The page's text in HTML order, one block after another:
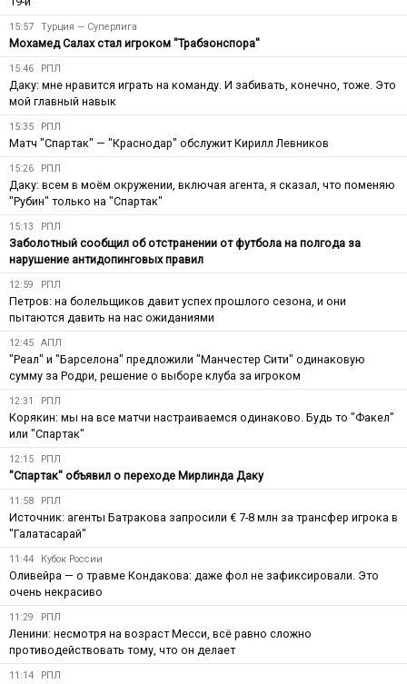
15:57 Турция — Суперлига
Мохамед Салах стал игроком "Трабзонспора"
15:46 РПЛ
Даку: мне нравится играть на команду. И забивать, конечно, тоже. Это
мой главный навык
15:35 РПЛ
Матч "Спартак" — "Краснодар" обслужит Кирилл Левников
15:26 РПЛ
Даку: всем в моём окружении, включая агента, я сказал, что поменяю
"Рубин" только на "Спартак"
15:13 РПЛ
Заболотный сообщил об отстранении от футбола на полгода за
нарушение антидопинговых правил
12:59 РПЛ
Петров: на болельщиков давит успех прошлого сезона, и они
пытаются давить на нас ожиданиями
12:45 АПЛ
"Реал" и "Барселона" предложили "Манчестер Сити" одинаковую
сумму за Родри, решение о выборе клуба за игроком
12:31 РПЛ
Корякин: мы на все матчи настраиваемся одинаково. Будь то "Факел"
или "Спартак"
12:15 РПЛ
"Спартак" объявил о переходе Мирлинда Даку
11:58 РПЛ
Источник: агенты Батракова запросили € 7-8 млн за трансфер игрока в
"Галатасарай"
11:44 Кубок России
Оливейра — о травме Кондакова: даже фол не зафиксировали. Это
очень некрасиво
11:29 РПЛ
Ленини: несмотря на возраст Месси, всё равно сложно
противодействовать тому, что он делает
11:14 РПЛ